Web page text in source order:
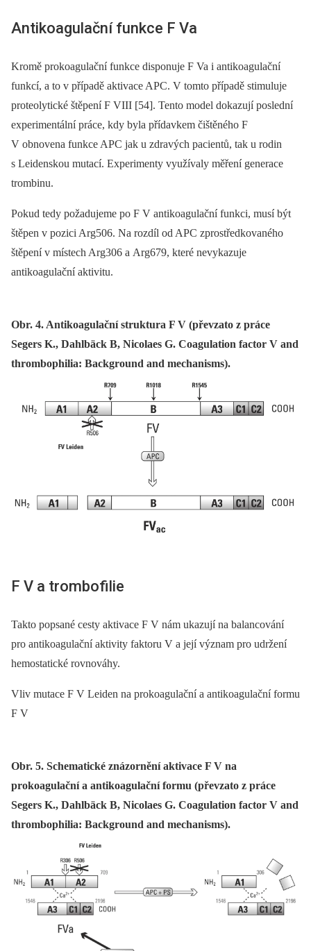
Antikoagulační funkce F Va
Kromě prokoagulační funkce disponuje F Va i antikoagulační
funkcí, a to v případě aktivace APC. V tomto případě stimuluje
proteolytické štěpení F VIII [54]. Tento model dokazují poslední
experimentální práce, kdy byla přídavkem čištěného F
V obnovena funkce APC jak u zdravých pacientů, tak u rodin
s Leidenskou mutací. Experimenty využívaly měření generace
trombinu.
Pokud tedy požadujeme po F V antikoagulační funkci, musí být
štěpen v pozici Arg506. Na rozdíl od APC zprostředkovaného
štěpení v místech Arg306 a Arg679, které nevykazuje
antikoagulační aktivitu.
Obr. 4. Antikoagulační struktura F V (převzato z práce
Segers K., Dahlbäck B, Nicolaes G. Coagulation factor V and
thrombophilia: Background and mechanisms).
F V a trombofilie
Takto popsané cesty aktivace F V nám ukazují na balancování
pro antikoagulační aktivity faktoru V a její význam pro udržení
hemostatické rovnováhy.
Vliv mutace F V Leiden na prokoagulační a antikoagulační formu
F V
Obr. 5. Schematické znázornění aktivace F V na
prokoagulační a antikoagulační formu (převzato z práce
Segers K., Dahlbäck B, Nicolaes G. Coagulation factor V and
thrombophilia: Background and mechanisms).